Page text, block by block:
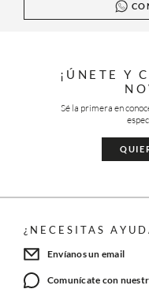
¡ÚNETE Y
Sé la primera en
¿NECESITAS
Envíanos un email
Comunícate con